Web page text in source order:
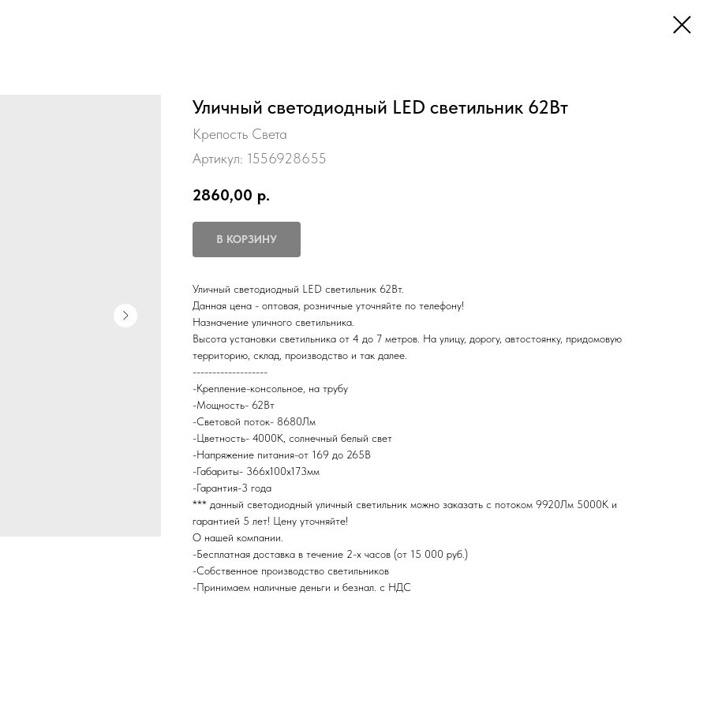
Уличный светодиодный LED светильник 62Вт
Крепость Света
Артикул: 1556928655
2860,00 р.
В КОРЗИНУ
Уличный светодиодный LED светильник 62Вт.
Данная цена - оптовая, розничные уточняйте по телефону!
Назначение уличного светильника.
Высота установки светильника от 4 до 7 метров. На улицу, дорогу, автостоянку, придомовую
территорию, склад, производство и так далее.
-------------------
-Крепление-консольное, на трубу
-Мощность- 62Вт
-Световой поток- 8680Лм
-Цветность- 4000К, солнечный белый свет
-Напряжение питания-от 169 до 265В
-Габариты- 366х100х173мм
-Гарантия-3 года
*** данный светодиодный уличный светильник можно заказать с потоком 9920Лм 5000К и
гарантией 5 лет! Цену уточняйте!
О нашей компании.
-Бесплатная доставка в течение 2-х часов (от 15 000 руб.)
-Собственное производство светильников
-Принимаем наличные деньги и безнал. с НДС